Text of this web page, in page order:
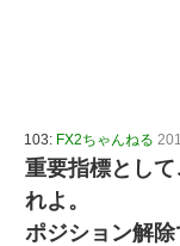
103: FX2ちゃんねる
重要指標とし
れよ。
ポジション解除